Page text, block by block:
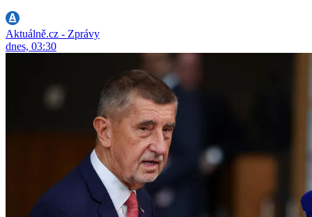
Aktuálně.cz - Zprávy
dnes, 03:30